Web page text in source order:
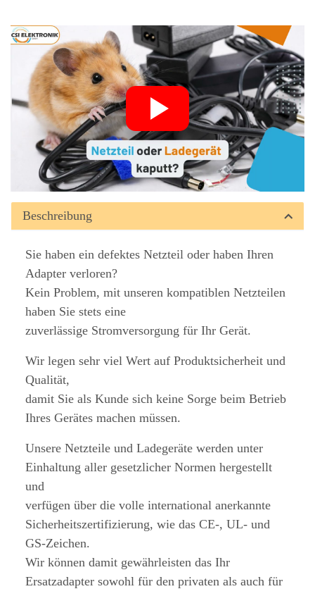
Beschreibung
Sie haben ein defektes Netzteil oder haben Ihren
Adapter verloren?
Kein Problem, mit unseren kompatiblen Netzteilen
haben Sie stets eine
zuverlässige Stromversorgung für Ihr Gerät.
Wir legen sehr viel Wert auf Produktsicherheit und
Qualität,
damit Sie als Kunde sich keine Sorge beim Betrieb
Ihres Gerätes machen müssen.
Unsere Netzteile und Ladegeräte werden unter
Einhaltung aller gesetzlicher Normen hergestellt
und
verfügen über die volle international anerkannte
Sicherheitszertifizierung, wie das CE-, UL- und
GS-Zeichen.
Wir können damit gewährleisten das Ihr
Ersatzadapter sowohl für den privaten als auch für